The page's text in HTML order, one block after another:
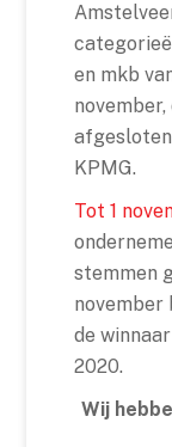
en mkb
KPMG.
Tot 1
stemmen
november
de
2020.
Wij